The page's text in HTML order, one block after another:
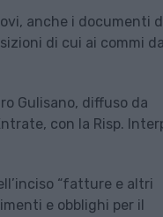
anche i documenti
di cui ai commi
Gulisano, diffuso da
con la Risp.
“fatture e altri
e obblighi per il